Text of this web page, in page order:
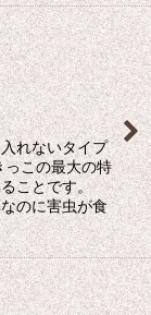
れないタイプ
っこの最大の特
ことです。
のに害虫が食